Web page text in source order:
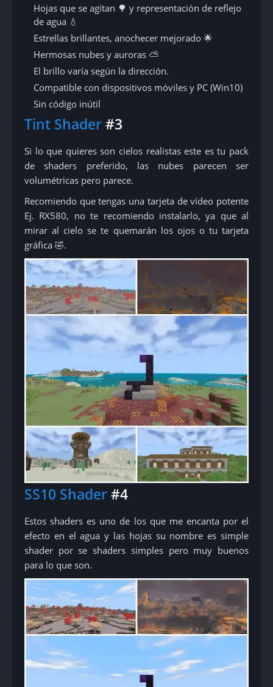
Hojas que se agitan 🌳 y representación de reflejo
de agua 💧
Estrellas brillantes, anochecer mejorado 🌟
Hermosas nubes y auroras ⛅
El brillo varía según la dirección.
Compatible con dispositivos móviles y PC (Win10)
Sin código inútil
Tint Shader#3
Si lo que quieres son cielos realistas este es tu pack
de shaders preferido, las nubes parecen ser
volumétricas pero parece.
Recomiendo que tengas una tarjeta de vídeo potente
Ej. RX580, no te recomiendo instalarlo, ya que al
mirar al cielo se te quemarán los ojos o tu tarjeta
gráfica 🤣.
SS10 Shader#4
Estos shaders es uno de los que me encanta por el
efecto en el agua y las hojas su nombre es simple
shader por se shaders simples pero muy buenos
para lo que son.